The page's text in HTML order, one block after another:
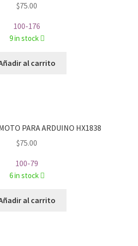
$75.00
100-176
9 in stock
al carrito
PARA ARDUINO HX1838
$75.00
100-79
6 in stock
al carrito